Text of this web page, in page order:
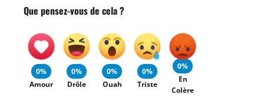
Que pensez-vous de cela ?
0%
Amour
0%
Drôle
0%
Ouah
0%
Triste
0%
En
Colère